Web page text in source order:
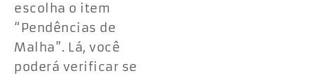
escolha o item
“Pendências de
Malha”. Lá, você
poderá verificar se